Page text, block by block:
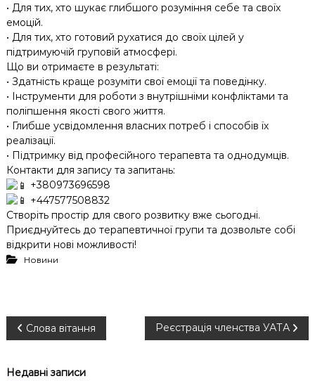
• Для тих, хто шукає глибшого розуміння себе та своїх
емоцій.
• Для тих, хто готовий рухатися до своїх цілей у
підтримуючій груповій атмосфері.
Що ви отримаєте в результаті:
• Здатність краще розуміти свої емоції та поведінку.
• Інструменти для роботи з внутрішніми конфліктами та
поліпшення якості свого життя.
• Глибше усвідомлення власних потреб і способів їх
реалізації.
• Підтримку від професійного терапевта та однодумців.
Контакти для запису та запитань:
+380973696598
+447577508832
Створіть простір для свого розвитку вже сьогодні.
Приєднуйтесь до терапевтичної групи та дозвольте собі
відкрити нові можливості!
Новини
Н
а
Слова вітання Реєстрація членства УАТА
Недавні записи